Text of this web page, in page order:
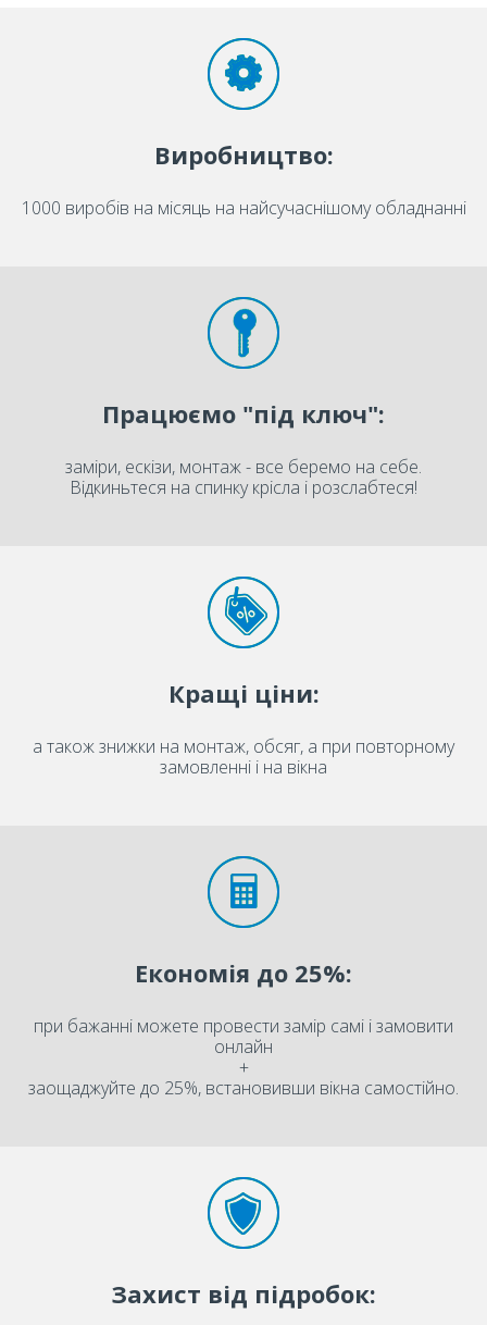
Виробництво:
1000 виробів на місяць на найсучаснішому обладнанні
Працюємо "під ключ":
заміри, ескізи, монтаж - все беремо на себе.
Відкиньтеся на спинку крісла і розслабтеся!
Кращі ціни:
а також знижки на монтаж, обсяг, а при повторному
замовленні і на вікна
Економія до 25%:
при бажанні можете провести замір самі і замовити
онлайн
+
заощаджуйте до 25%, встановивши вікна самостійно.
Захист від підробок: